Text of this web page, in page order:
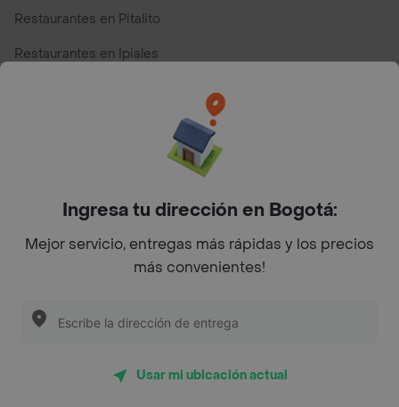
Restaurantes en Pitalito
Restaurantes en Ipiales
Top Marcas y Cadenas de Restaurantes
Encuéntranos en estos países
App Store Google play
Restaurantes cerca de mi para pedir Comida a Domicilio -
Ingresa tu dirección en Bogotá:
Mejor servicio, entregas más rápidas y los precios
más convenientes!
Usar mi ubicación actual